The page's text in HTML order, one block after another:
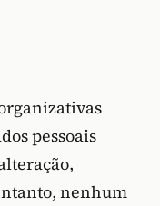
pessoais
nenhum